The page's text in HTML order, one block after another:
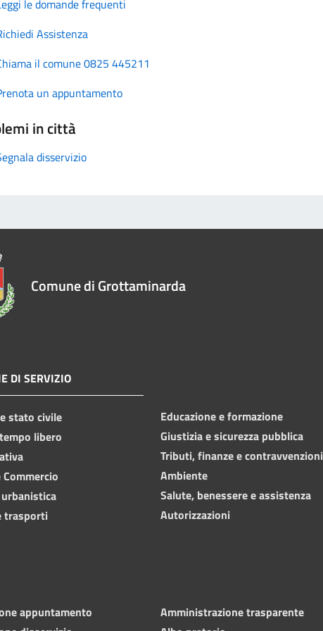
le domande frequenti
Assistenza
il comune 0825 445211
un appuntamento
in città
disservizio
Comune di Grottaminarda
DI SERVIZIO
stato civile
libero
trasporti
Educazione e formazione
Giustizia e sicurezza pubblica
Tributi, finanze e contravvenzioni
Ambiente
Salute, benessere e assistenza
Autorizzazioni
appuntamento
Amministrazione trasparente